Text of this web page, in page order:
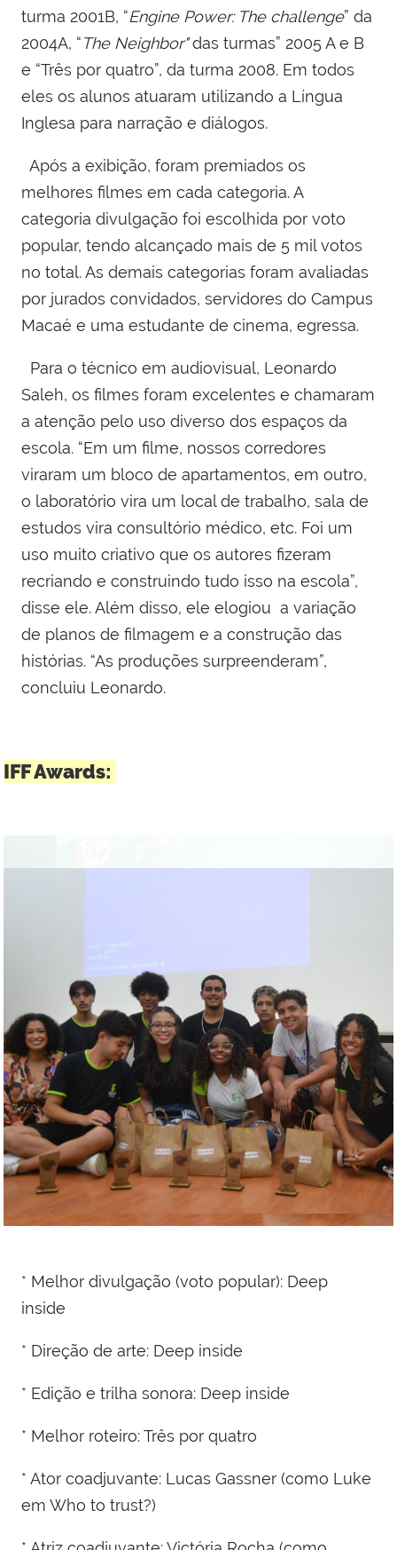
turma 2001B, “Engine Power: The challenge” da
2004A, “The Neighbor"das turmas” 2005 A e B
e “Três por quatro”, da turma 2008. Em todos
eles os alunos atuaram utilizando a Língua
Inglesa para narração e diálogos.
Após a exibição, foram premiados os
melhores filmes em cada categoria. A
categoria divulgação foi escolhida por voto
popular, tendo alcançado mais de 5 mil votos
no total. As demais categorias foram avaliadas
por jurados convidados, servidores do Campus
Macaé e uma estudante de cinema, egressa.
Para o técnico em audiovisual, Leonardo
Saleh, os filmes foram excelentes e chamaram
a atenção pelo uso diverso dos espaços da
escola. “Em um filme, nossos corredores
viraram um bloco de apartamentos, em outro,
o laboratório vira um local de trabalho, sala de
estudos vira consultório médico, etc. Foi um
uso muito criativo que os autores fizeram
recriando e construindo tudo isso na escola”,
disse ele. Além disso, ele elogiou a variação
de planos de filmagem e a construção das
histórias. “As produções surpreenderam”,
concluiu Leonardo.
IFF Awards:
* Melhor divulgação (voto popular): Deep
inside
* Direção de arte: Deep inside
* Edição e trilha sonora: Deep inside
* Melhor roteiro: Três por quatro
* Ator coadjuvante: Lucas Gassner (como Luke
em Who to trust?)